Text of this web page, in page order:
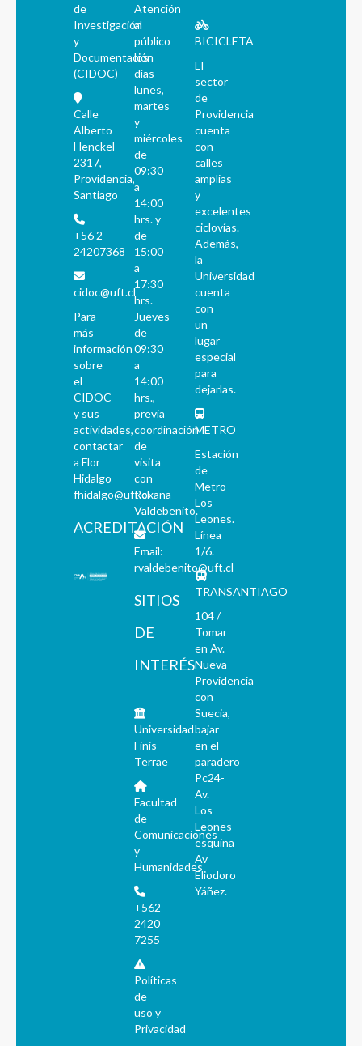
de
Investigación
y
Documentación
(CIDOC)
Calle
Alberto
Henckel
2317,
Providencia,
Santiago
+56 2
24207368
cidoc@uft.cl
Para
más
información
sobre
el
CIDOC
y sus
actividades,
contactar
a Flor
Hidalgo
fhidalgo@uft.cl
ACREDITACIÓN
Atención
al
público
los
días
lunes,
martes
y
miércoles
de
09:30
a
14:00
hrs. y
de
15:00
a
17:30
hrs.
Jueves
de
09:30
a
14:00
hrs.,
previa
coordinación
de
visita
con
Roxana
Valdebenito.
Email:
rvaldebenito@uft.cl
SITIOS
DE
INTERÉS
Universidad
Finis
Terrae
Facultad
de
Comunicaciones
y
Humanidades
+562
2420
7255
Políticas
de
uso y
Privacidad
BICICLETA
El
sector
de
Providencia
cuenta
con
calles
amplias
y
excelentes
ciclovías.
Además,
la
Universidad
cuenta
con
un
lugar
especial
para
dejarlas.
METRO
Estación
de
Metro
Los
Leones.
Línea
1/6.
TRANSANTIAGO
104 /
Tomar
en Av.
Nueva
Providencia
con
Suecia,
bajar
en el
paradero
Pc24-
Av.
Los
Leones
esquina
Av
Eliodoro
Yáñez.